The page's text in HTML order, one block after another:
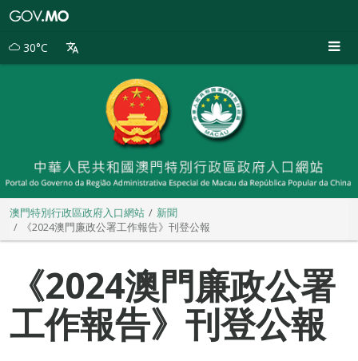
別
30°C
澳門特別行政區政府入口網站
新聞
《2024澳門廉政公署工作報告》刊登公報
《2024澳門廉政公署
工作報告》刊登公報